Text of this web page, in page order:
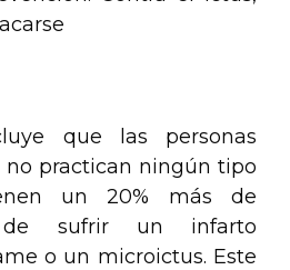
que las personas
no practican ningún tipo
un 20% más de
de sufrir un infarto
o un microictus. Este